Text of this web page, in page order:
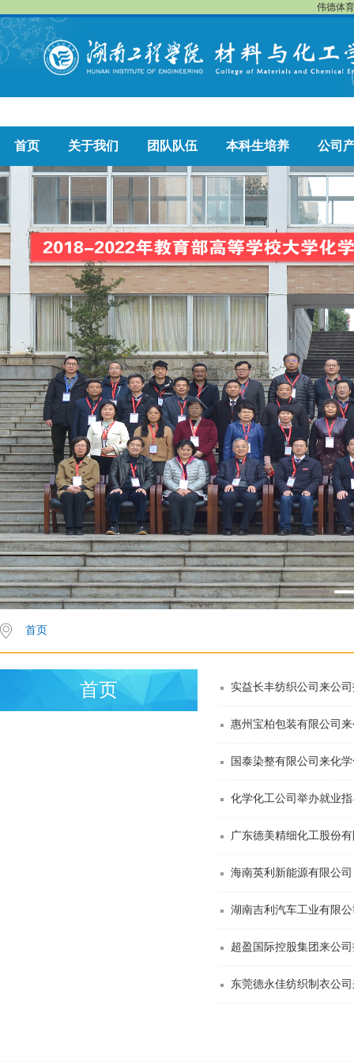
伟德体
首页 关于我们 团队队伍 本科生培养 公司
首页
首页 实益长丰纺织公司来公
惠州宝柏包装有限公司
国泰染整有限公司来化
化学化工公司举办就业
广东德美精细化工股份
海南英利新能源有限公司
湖南吉利汽车工业有限
超盈国际控股集团来公
东莞德永佳纺织制衣公